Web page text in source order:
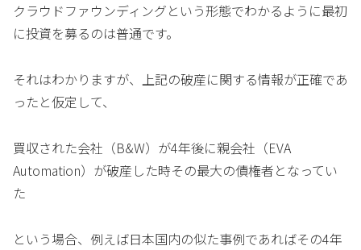
クラウドファウンディングという形態でわかるように最初
に投資を募るのは普通です。
それはわかりますが、上記の破産に関する情報が正確であ
ったと仮定して、
買収された会社（B&W）が4年後に親会社（EVA
Automation）が破産した時その最大の債権者となってい
た
という場合、例えば日本国内の似た事例であればその4年